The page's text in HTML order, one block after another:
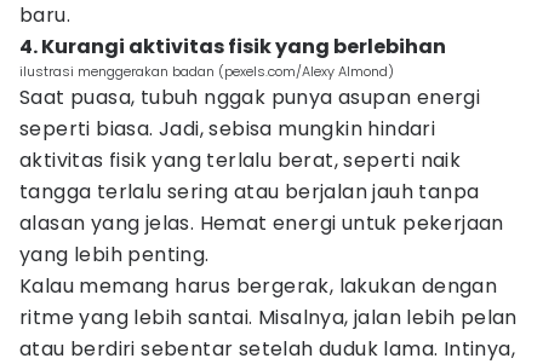
baru.
4. Kurangi aktivitas fisik yang berlebihan
ilustrasi menggerakan badan (pexels.com/Alexy Almond)
Saat puasa, tubuh nggak punya asupan energi
seperti biasa. Jadi, sebisa mungkin hindari
aktivitas fisik yang terlalu berat, seperti naik
tangga terlalu sering atau berjalan jauh tanpa
alasan yang jelas. Hemat energi untuk pekerjaan
yang lebih penting.
Kalau memang harus bergerak, lakukan dengan
ritme yang lebih santai. Misalnya, jalan lebih pelan
atau berdiri sebentar setelah duduk lama. Intinya,